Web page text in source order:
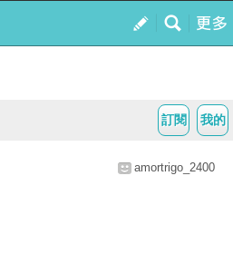
我的
訂閱
amortrigo_2400